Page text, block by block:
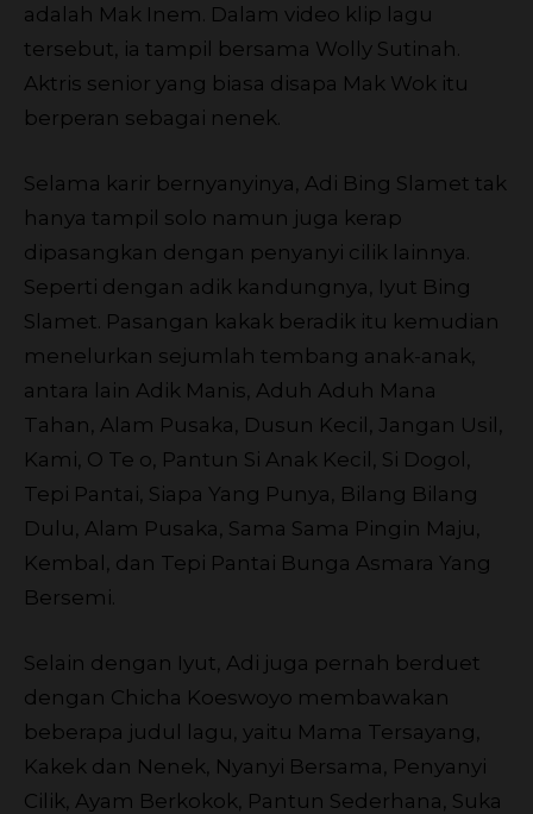
adalah Mak Inem. Dalam video klip lagu
tersebut, ia tampil bersama Wolly Sutinah.
Aktris senior yang biasa disapa Mak Wok itu
berperan sebagai nenek.
Selama karir bernyanyinya, Adi Bing Slamet tak
hanya tampil solo namun juga kerap
dipasangkan dengan penyanyi cilik lainnya.
Seperti dengan adik kandungnya, Iyut Bing
Slamet. Pasangan kakak beradik itu kemudian
menelurkan sejumlah tembang anak-anak,
antara lain Adik Manis, Aduh Aduh Mana
Tahan, Alam Pusaka, Dusun Kecil, Jangan Usil,
Kami, O Te o, Pantun Si Anak Kecil, Si Dogol,
Tepi Pantai, Siapa Yang Punya, Bilang Bilang
Dulu, Alam Pusaka, Sama Sama Pingin Maju,
Kembal, dan Tepi Pantai Bunga Asmara Yang
Bersemi.
Selain dengan Iyut, Adi juga pernah berduet
dengan Chicha Koeswoyo membawakan
beberapa judul lagu, yaitu Mama Tersayang,
Kakek dan Nenek, Nyanyi Bersama, Penyanyi
Cilik, Ayam Berkokok, Pantun Sederhana, Suka